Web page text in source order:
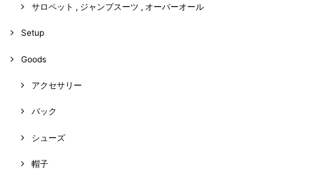
サロペット , ジャンプスーツ , オーバーオール
Setup
Goods
アクセサリー
バック
シューズ
帽子